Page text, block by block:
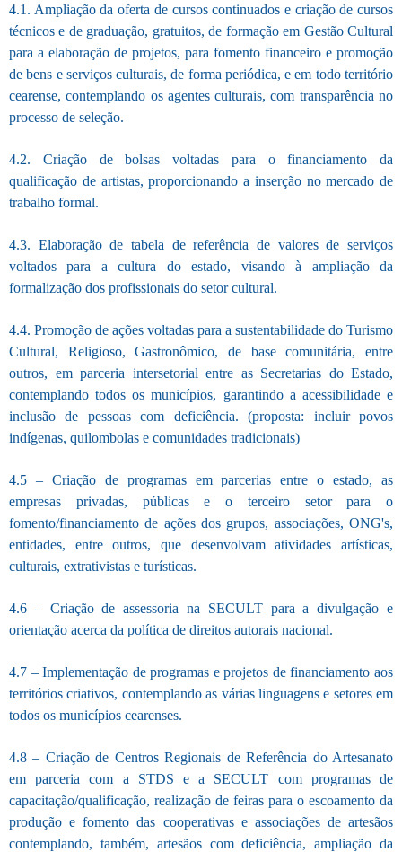
4.1. Ampliação da oferta de cursos continuados e criação de cursos
técnicos e de graduação, gratuitos, de formação em Gestão Cultural
para a elaboração de projetos, para fomento financeiro e promoção
de bens e serviços culturais, de forma periódica, e em todo território
cearense, contemplando os agentes culturais, com transparência no
processo de seleção.
4.2. Criação de bolsas voltadas para o financiamento da
qualificação de artistas, proporcionando a inserção no mercado de
trabalho formal.
4.3. Elaboração de tabela de referência de valores de serviços
voltados para a cultura do estado, visando à ampliação da
formalização dos profissionais do setor cultural.
4.4. Promoção de ações voltadas para a sustentabilidade do Turismo
Cultural, Religioso, Gastronômico, de base comunitária, entre
outros, em parceria intersetorial entre as Secretarias do Estado,
contemplando todos os municípios, garantindo a acessibilidade e
inclusão de pessoas com deficiência. (proposta: incluir povos
indígenas, quilombolas e comunidades tradicionais)
4.5 – Criação de programas em parcerias entre o estado, as
empresas privadas, públicas e o terceiro setor para o
fomento/financiamento de ações dos grupos, associações, ONG's,
entidades, entre outros, que desenvolvam atividades artísticas,
culturais, extrativistas e turísticas.
4.6 – Criação de assessoria na SECULT para a divulgação e
orientação acerca da política de direitos autorais nacional.
4.7 – Implementação de programas e projetos de financiamento aos
territórios criativos, contemplando as várias linguagens e setores em
todos os municípios cearenses.
4.8 – Criação de Centros Regionais de Referência do Artesanato
em parceria com a STDS e a SECULT com programas de
capacitação/qualificação, realização de feiras para o escoamento da
produção e fomento das cooperativas e associações de artesãos
contemplando, também, artesãos com deficiência, ampliação da